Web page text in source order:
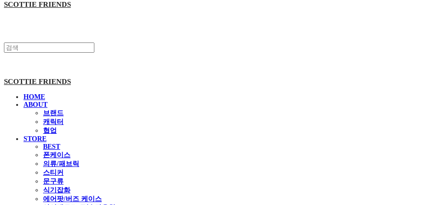
SCOTTIE FRIENDS
SCOTTIE FRIENDS
HOME
ABOUT
브랜드
캐릭터
협업
STORE
BEST
폰케이스
의류/패브릭
스티커
문구류
식기잡화
에어팟/버즈 케이스